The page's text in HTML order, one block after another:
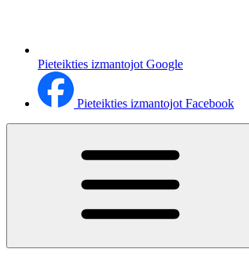
Pieteikties izmantojot Google
Pieteikties izmantojot Facebook